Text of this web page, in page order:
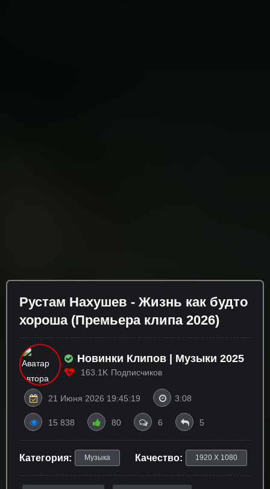
Рустам Нахушев - Жизнь как будто
хороша (Премьера клипа 2026)
Новинки Клипов | Музыки 2025
163.1K Подписчиков
21 Июня 2026 19:45:19 3:08
15 838 80 6 5
Категория: Музыка Качество: 1920 X 1080